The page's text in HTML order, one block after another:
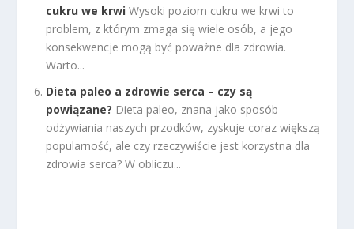
cukru we krwi Wysoki poziom cukru we krwi to
problem, z którym zmaga się wiele osób, a jego
konsekwencje mogą być poważne dla zdrowia.
Warto...
Dieta paleo a zdrowie serca – czy są
powiązane? Dieta paleo, znana jako sposób
odżywiania naszych przodków, zyskuje coraz większą
popularność, ale czy rzeczywiście jest korzystna dla
zdrowia serca? W obliczu...